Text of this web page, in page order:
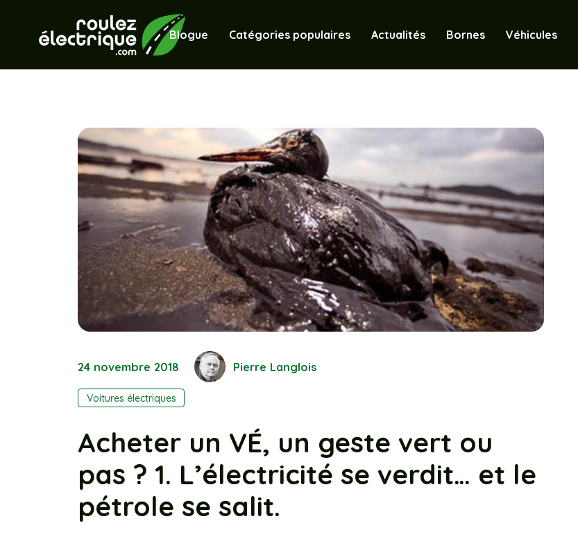
Blogue Catégories populaires Actualités Bornes Véhicules
24 novembre 2018 Pierre Langlois
Voitures électriques
Acheter un VÉ, un geste vert ou
pas ? 1. L’électricité se verdit… et le
pétrole se salit.